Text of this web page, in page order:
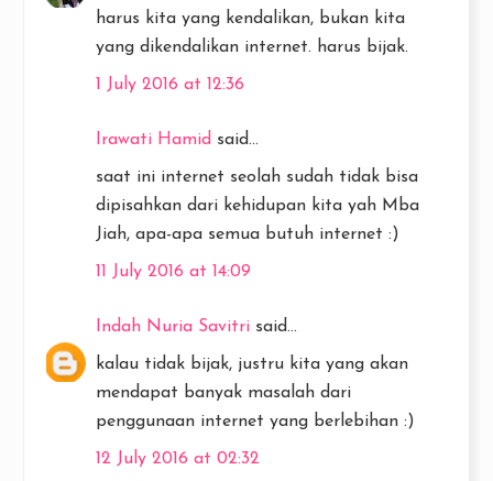
harus kita yang kendalikan, bukan kita
yang dikendalikan internet. harus bijak.
1 July 2016 at 12:36
Irawati Hamid said...
saat ini internet seolah sudah tidak bisa
dipisahkan dari kehidupan kita yah Mba
Jiah, apa-apa semua butuh internet :)
11 July 2016 at 14:09
Indah Nuria Savitri said...
kalau tidak bijak, justru kita yang akan
mendapat banyak masalah dari
penggunaan internet yang berlebihan :)
12 July 2016 at 02:32